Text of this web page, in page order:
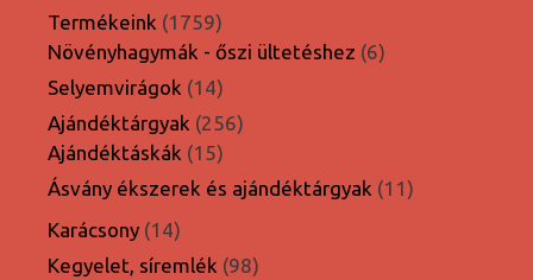
Termékeink 17591759
termék
Növényhagymák - őszi ültetéshez 66
Selyemvirágok 1414
termék
Ajándéktárgyak 256256
Ajándéktáskák 1515
termék
Ásvány ékszerek és ajándéktárgyak 1111
Karácsony 1414
termék
Kegyelet, síremlék 9898